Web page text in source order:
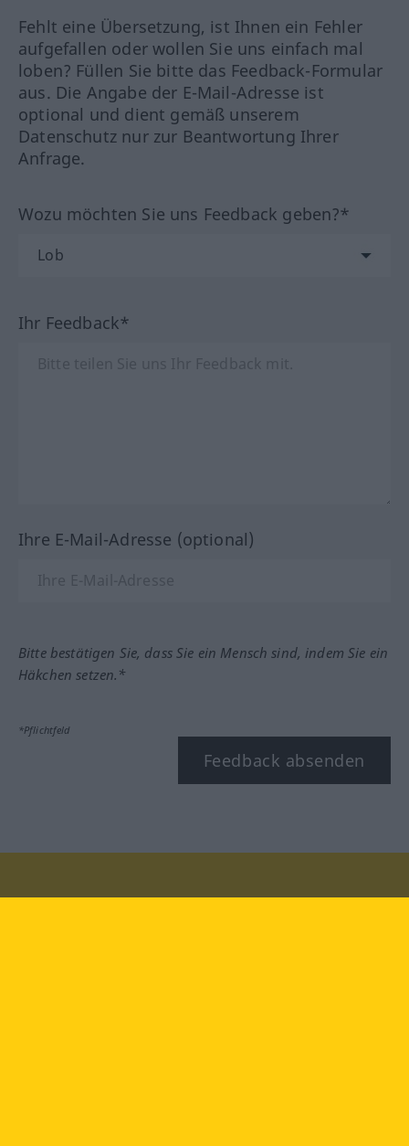
Fehlt eine Übersetzung, ist Ihnen ein Fehler
aufgefallen oder wollen Sie uns einfach mal
loben? Füllen Sie bitte das Feedback-Formular
aus. Die Angabe der E-Mail-Adresse ist
optional und dient gemäß unserem
Datenschutz nur zur Beantwortung Ihrer
Anfrage.
Wozu möchten Sie uns Feedback geben?*
Ihr Feedback*
Ihre E-Mail-Adresse (optional)
Bitte bestätigen Sie, dass Sie ein Mensch sind, indem Sie ein
Häkchen setzen.*
*Pflichtfeld
Feedback absenden